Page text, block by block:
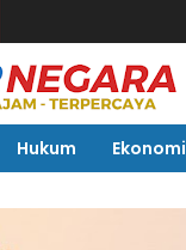
Hukum Ekonomi